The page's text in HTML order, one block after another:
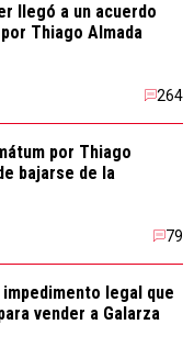
llegó a un acuerdo
Thiago Almada
264
por Thiago
bajarse de la
79
legal que
vender a Galarza